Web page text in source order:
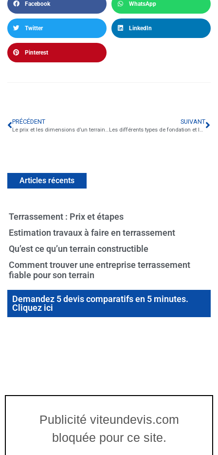
Facebook WhatsApp
Twitter LinkedIn
Pinterest
PRÉCÉDENT
Le prix et les dimensions d’un terrain constructible
SUIVANT
Les différents types de fondation et leur terrassement
Articles récents
Terrassement : Prix et étapes
Estimation travaux à faire en terrassement
Qu’est ce qu’un terrain constructible
Comment trouver une entreprise terrassement
fiable pour son terrain
Demandez 5 devis comparatifs en 5 minutes.
Cliquez ici
Publicité viteundevis.com
bloquée pour ce site.